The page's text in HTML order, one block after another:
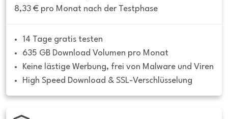
8,33 € pro Monat nach der Testphase
14 Tage gratis testen
635 GB Download Volumen pro Monat
Keine lästige Werbung, frei von Malware und Viren
High Speed Download & SSL-Verschlüsselung